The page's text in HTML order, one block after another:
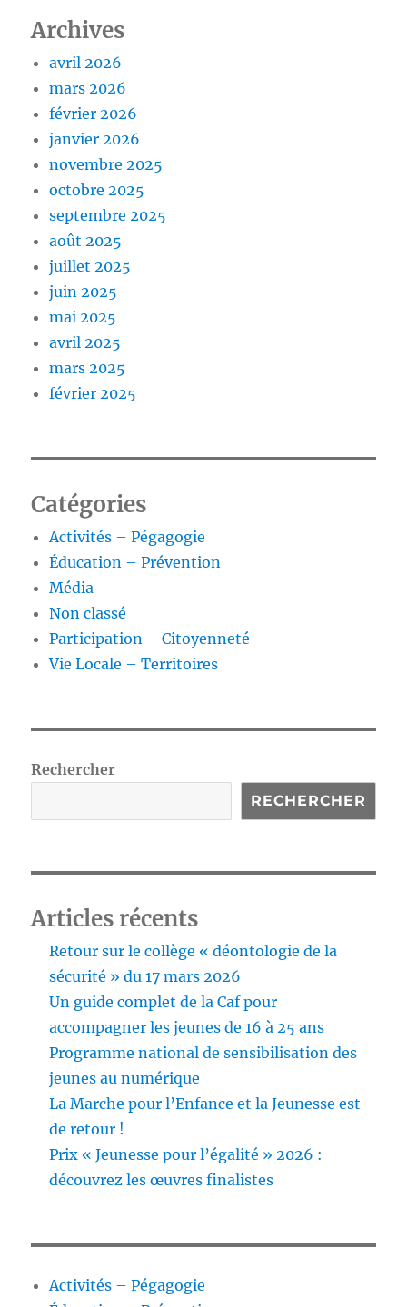
Archives
avril 2026
mars 2026
février 2026
janvier 2026
novembre 2025
octobre 2025
septembre 2025
août 2025
juillet 2025
juin 2025
mai 2025
avril 2025
mars 2025
février 2025
Catégories
Activités – Pégagogie
Éducation – Prévention
Média
Non classé
Participation – Citoyenneté
Vie Locale – Territoires
Rechercher
RECHERCHER
Articles récents
Retour sur le collège « déontologie de la
sécurité » du 17 mars 2026
Un guide complet de la Caf pour
accompagner les jeunes de 16 à 25 ans
Programme national de sensibilisation des
jeunes au numérique
La Marche pour l’Enfance et la Jeunesse est
de retour !
Prix « Jeunesse pour l’égalité » 2026 :
découvrez les œuvres finalistes
Activités – Pégagogie